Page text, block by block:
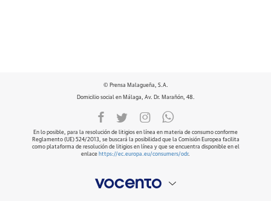
© Prensa Malagueña, S.A.
Domicilio social en Málaga, Av. Dr. Marañón, 48.
En lo posible, para la resolución de litigios en línea en materia de consumo conforme
Reglamento (UE) 524/2013, se buscará la posibilidad que la Comisión Europea facilita
como plataforma de resolución de litigios en línea y que se encuentra disponible en el
enlace https://ec.europa.eu/consumers/odr.